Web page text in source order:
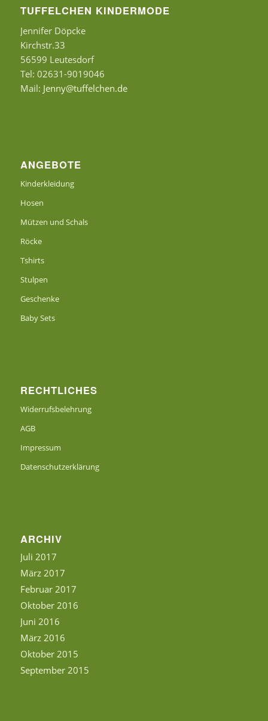
TUFFELCHEN KINDERMODE
Jennifer Döpcke
Kirchstr.33
56599 Leutesdorf
Tel: 02631-9019046
Mail: Jenny@tuffelchen.de
ANGEBOTE
Kinderkleidung
Hosen
Mützen und Schals
Röcke
Tshirts
Stulpen
Geschenke
Baby Sets
RECHTLICHES
Widerrufsbelehrung
AGB
Impressum
Datenschutzerklärung
ARCHIV
Juli 2017
März 2017
Februar 2017
Oktober 2016
Juni 2016
März 2016
Oktober 2015
September 2015